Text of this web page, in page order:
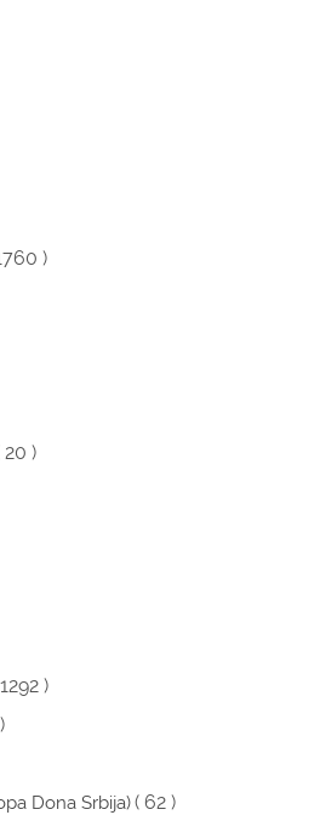
)
20 )
)
Dona Srbija)( 62 )